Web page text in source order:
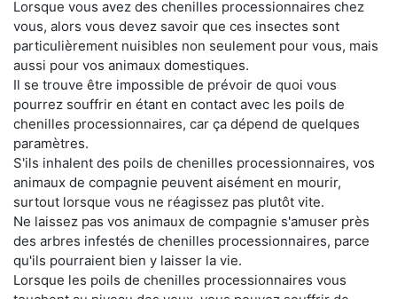
Lorsque vous avez des chenilles processionnaires chez
vous, alors vous devez savoir que ces insectes sont
particulièrement nuisibles non seulement pour vous, mais
aussi pour vos animaux domestiques.
Il se trouve être impossible de prévoir de quoi vous
pourrez souffrir en étant en contact avec les poils de
chenilles processionnaires, car ça dépend de quelques
paramètres.
S'ils inhalent des poils de chenilles processionnaires, vos
animaux de compagnie peuvent aisément en mourir,
surtout lorsque vous ne réagissez pas plutôt vite.
Ne laissez pas vos animaux de compagnie s'amuser près
des arbres infestés de chenilles processionnaires, parce
qu'ils pourraient bien y laisser la vie.
Lorsque les poils de chenilles processionnaires vous